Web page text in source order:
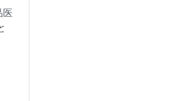
医